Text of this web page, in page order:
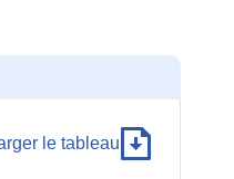
le tableau